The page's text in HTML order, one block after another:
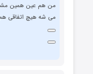
من هم عین همین
می شه هیچ اتفاقی